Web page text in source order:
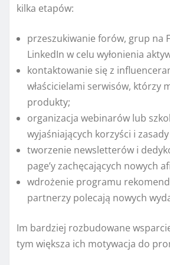
kilka etapów:
przeszukiwanie forów, grup na
LinkedIn w celu wyłonienia
kontaktowanie się z
właścicielami serwisów, którzy
produkty;
organizacja webinarów lub
wyjaśniających korzyści i
tworzenie newsletterów i
page’y zachęcających nowych
wdrożenie programu
partnerzy polecają nowych
Im bardziej rozbudowane
tym większa ich motywacja do